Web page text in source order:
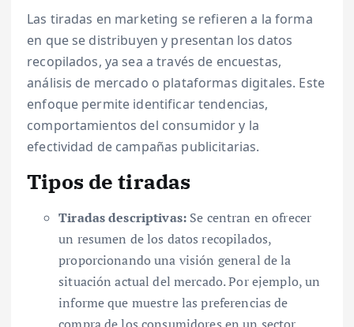
Las tiradas en marketing se refieren a la forma
en que se distribuyen y presentan los datos
recopilados, ya sea a través de encuestas,
análisis de mercado o plataformas digitales. Este
enfoque permite identificar tendencias,
comportamientos del consumidor y la
efectividad de campañas publicitarias.
Tipos de tiradas
Tiradas descriptivas: Se centran en ofrecer
un resumen de los datos recopilados,
proporcionando una visión general de la
situación actual del mercado. Por ejemplo, un
informe que muestre las preferencias de
compra de los consumidores en un sector